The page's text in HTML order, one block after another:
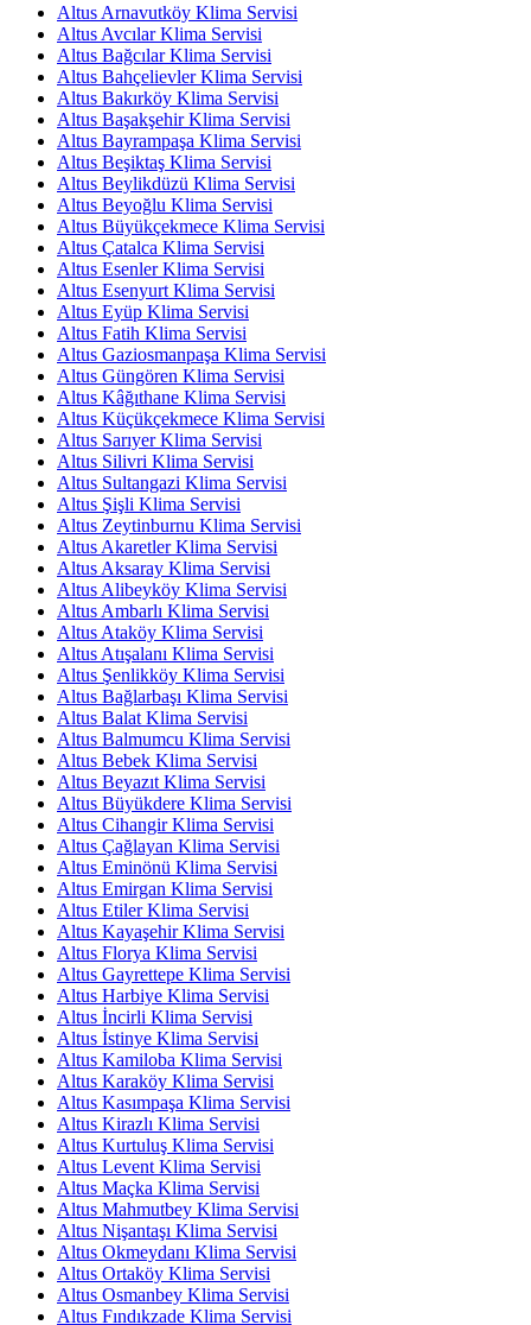
Altus Arnavutköy Klima Servisi
Altus Avcılar Klima Servisi
Altus Bağcılar Klima Servisi
Altus Bahçelievler Klima Servisi
Altus Bakırköy Klima Servisi
Altus Başakşehir Klima Servisi
Altus Bayrampaşa Klima Servisi
Altus Beşiktaş Klima Servisi
Altus Beylikdüzü Klima Servisi
Altus Beyoğlu Klima Servisi
Altus Büyükçekmece Klima Servisi
Altus Çatalca Klima Servisi
Altus Esenler Klima Servisi
Altus Esenyurt Klima Servisi
Altus Eyüp Klima Servisi
Altus Fatih Klima Servisi
Altus Gaziosmanpaşa Klima Servisi
Altus Güngören Klima Servisi
Altus Kâğıthane Klima Servisi
Altus Küçükçekmece Klima Servisi
Altus Sarıyer Klima Servisi
Altus Silivri Klima Servisi
Altus Sultangazi Klima Servisi
Altus Şişli Klima Servisi
Altus Zeytinburnu Klima Servisi
Altus Akaretler Klima Servisi
Altus Aksaray Klima Servisi
Altus Alibeyköy Klima Servisi
Altus Ambarlı Klima Servisi
Altus Ataköy Klima Servisi
Altus Atışalanı Klima Servisi
Altus Şenlikköy Klima Servisi
Altus Bağlarbaşı Klima Servisi
Altus Balat Klima Servisi
Altus Balmumcu Klima Servisi
Altus Bebek Klima Servisi
Altus Beyazıt Klima Servisi
Altus Büyükdere Klima Servisi
Altus Cihangir Klima Servisi
Altus Çağlayan Klima Servisi
Altus Eminönü Klima Servisi
Altus Emirgan Klima Servisi
Altus Etiler Klima Servisi
Altus Kayaşehir Klima Servisi
Altus Florya Klima Servisi
Altus Gayrettepe Klima Servisi
Altus Harbiye Klima Servisi
Altus İncirli Klima Servisi
Altus İstinye Klima Servisi
Altus Kamiloba Klima Servisi
Altus Karaköy Klima Servisi
Altus Kasımpaşa Klima Servisi
Altus Kirazlı Klima Servisi
Altus Kurtuluş Klima Servisi
Altus Levent Klima Servisi
Altus Maçka Klima Servisi
Altus Mahmutbey Klima Servisi
Altus Nişantaşı Klima Servisi
Altus Okmeydanı Klima Servisi
Altus Ortaköy Klima Servisi
Altus Osmanbey Klima Servisi
Altus Fındıkzade Klima Servisi